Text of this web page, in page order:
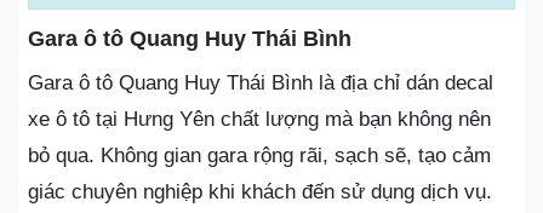
Gara ô tô Quang Huy Thái Bình
Gara ô tô Quang Huy Thái Bình là địa chỉ dán decal
xe ô tô tại Hưng Yên chất lượng mà bạn không nên
bỏ qua. Không gian gara rộng rãi, sạch sẽ, tạo cảm
giác chuyên nghiệp khi khách đến sử dụng dịch vụ.